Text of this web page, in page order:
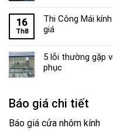
16
Th8
Thi Công Mái
giá
5 lỗi thường gặp
phục
Báo giá chi tiết
Báo giá cửa nhôm kính